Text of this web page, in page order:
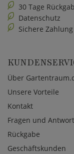
30 Tage
Datenschutz
Sichere
Über
Unsere Vorteile
Kontakt
Fragen und
Rückgabe
Geschäftskunden